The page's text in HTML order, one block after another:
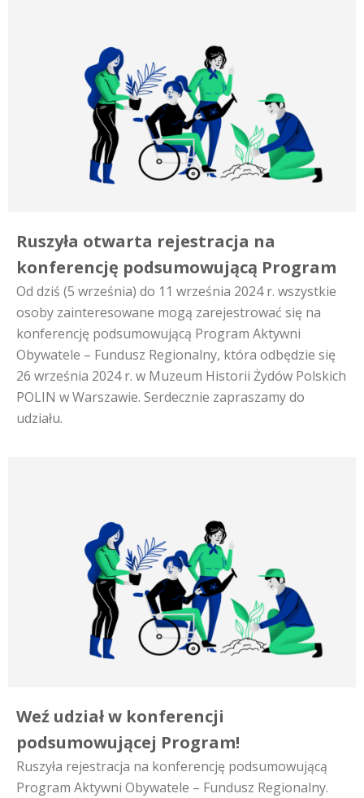
Ruszyła otwarta rejestracja na
konferencję podsumowującą Program
Od dziś (5 września) do 11 września 2024 r. wszystkie
osoby zainteresowane mogą zarejestrować się na
konferencję podsumowującą Program Aktywni
Obywatele – Fundusz Regionalny, która odbędzie się
26 września 2024 r. w Muzeum Historii Żydów Polskich
POLIN w Warszawie. Serdecznie zapraszamy do
udziału.
Weź udział w konferencji
podsumowującej Program!
Ruszyła rejestracja na konferencję podsumowującą
Program Aktywni Obywatele – Fundusz Regionalny.